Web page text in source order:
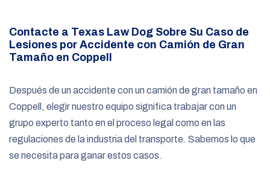
Contacte a Texas Law Dog Sobre Su Caso de
Lesiones por Accidente con Camión de Gran
Tamaño en Coppell
Después de un accidente con un camión de gran tamaño en
Coppell, elegir nuestro equipo significa trabajar con un
grupo experto tanto en el proceso legal como en las
regulaciones de la industria del transporte. Sabemos lo que
se necesita para ganar estos casos.